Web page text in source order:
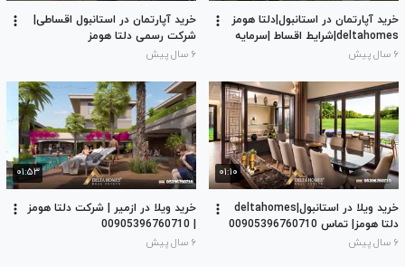
خرید آپارتمان در استانبول|دلتا هومز
deltahomes|شرایط اقساط |سرمایه
گذاری در ترکیه
۶ سال پیش
خرید آپارتمان در استانبول اقساطی|
شرکت رسمی دلتا هومز
deltahomes |خرید خانه در استانبول
۶ سال پیش
۰۱:۱۰
خرید ویلا در استانبول|deltahomes
دلتا هومز| تماس 00905396760710
۶ سال پیش
۰۱:۵۳
خرید ویلا در ازمیر | شرکت دلتا هومز
| 00905396760710
۶ سال پیش